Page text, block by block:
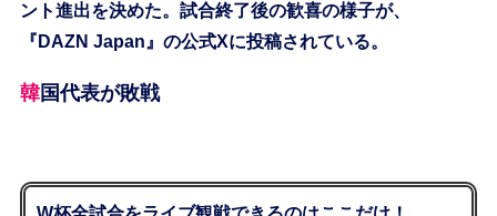
ント進出を決めた。試合終了後の歓喜の様子が、
『DAZN Japan』の公式Xに投稿されている。
韓国代表が敗戦